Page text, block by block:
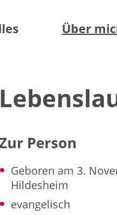
Über
Person
Geboren am 3.
Hildesheim
evangelisch